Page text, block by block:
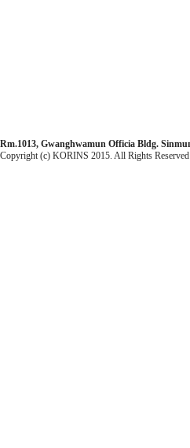
Rm.1013, Gwanghwamun Officia Bldg.
Copyright (c) KORINS 2015. All Rights Reserved